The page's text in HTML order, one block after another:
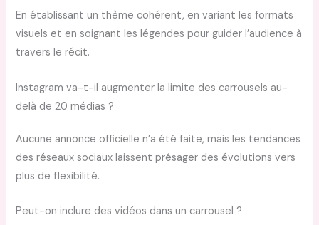
En établissant un thème cohérent, en variant les formats
visuels et en soignant les légendes pour guider l’audience à
travers le récit.
Instagram va-t-il augmenter la limite des carrousels au-
delà de 20 médias ?
Aucune annonce officielle n’a été faite, mais les tendances
des réseaux sociaux laissent présager des évolutions vers
plus de flexibilité.
Peut-on inclure des vidéos dans un carrousel ?